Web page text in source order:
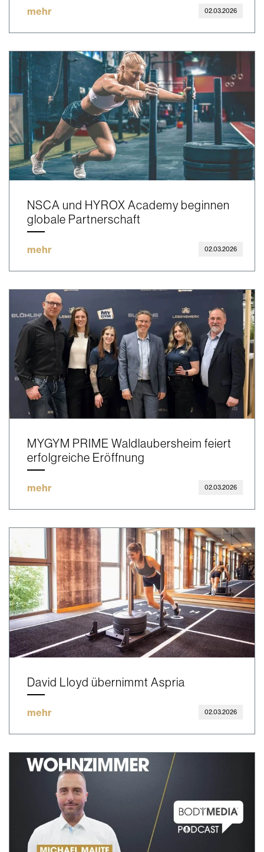
mehr 02.03.2026
NSCA und HYROX Academy beginnen
globale Partnerschaft
mehr 02.03.2026
MYGYM PRIME Waldlaubersheim feiert
erfolgreiche Eröffnung
mehr 02.03.2026
David Lloyd übernimmt Aspria
mehr 02.03.2026